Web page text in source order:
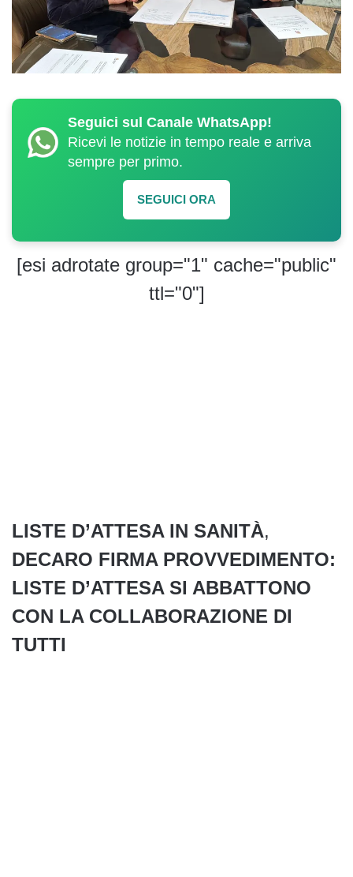
Seguici sul Canale WhatsApp!
Ricevi le notizie in tempo reale e arriva
sempre per primo.
SEGUICI ORA
[esi adrotate group="1" cache="public"
ttl="0"]
LISTE D’ATTESA IN SANITÀ,
DECARO FIRMA PROVVEDIMENTO:
LISTE D’ATTESA SI ABBATTONO
CON LA COLLABORAZIONE DI
TUTTI